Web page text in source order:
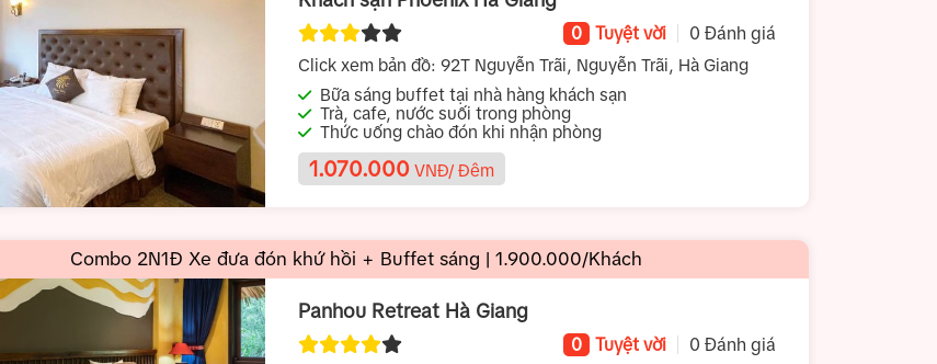
0 Tuyệt vời
0 Đánh giá
Click xem bản đồ: 92T Nguyễn Trãi, Nguyễn Trãi, Hà Giang
Bữa sáng buffet tại nhà hàng khách sạn
Trà, cafe, nước suối trong phòng
Thức uống chào đón khi nhận phòng
1.070.000 VNĐ/ Đêm
Combo 2N1Đ Xe đưa đón khứ hồi + Buffet sáng | 1.900.000/Khách
Panhou Retreat Hà Giang
0 Tuyệt vời
0 Đánh giá